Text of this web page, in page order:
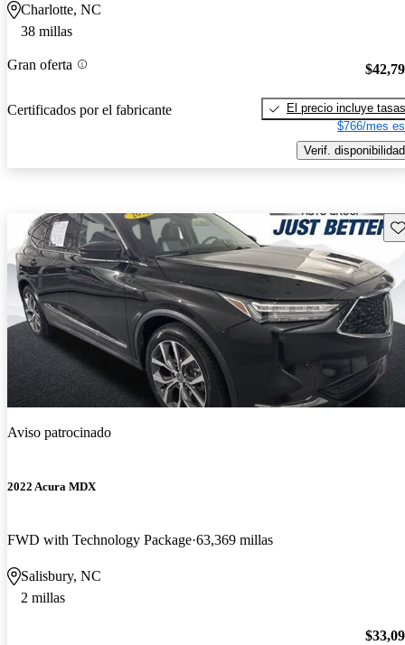
Charlotte, NC
38 millas
Gran oferta
Certificados por el fabricante
El precio incluye tasas
$766/mes
Verif. disponibilidad
Aviso patrocinado
2022 Acura MDX
FWD with Technology Package 63,369 millas
Salisbury, NC
2 millas